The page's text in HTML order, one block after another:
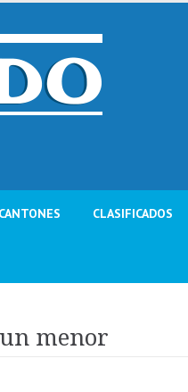
CANTONES CLASIFICADOS
menor